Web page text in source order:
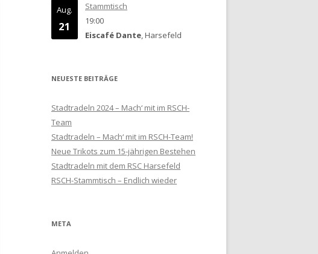
Aug.
21
Stammtisch
19:00
Eiscafé Dante, Harsefeld
NEUESTE BEITRÄGE
Stadtradeln 2024 – Mach‘ mit im RSCH-
Team
Stadtradeln – Mach‘ mit im RSCH-Team!
Neue Trikots zum 15-jährigen Bestehen
Stadtradeln mit dem RSC Harsefeld
RSCH-Stammtisch – Endlich wieder
META